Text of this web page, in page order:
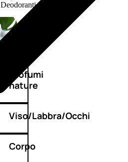
Deodoranti
Profumi
nature
Viso/Labbra/Occhi
Corpo